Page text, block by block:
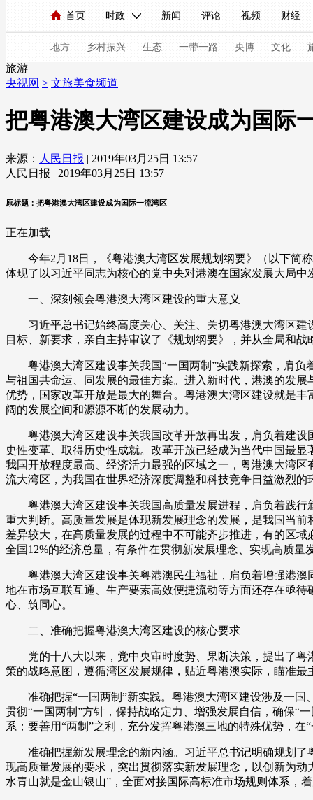
首页 时政 新闻 评论 视频 财经
人民领袖习近平 联播+ 中国领导人 央视快评 习
直播 栏目大全 节目单 听音 微视频
海外频道 iPanda English Монгол
地方 乡村振兴 生态 一带一路 央博 文化
新闻 国内 国际 评论
体育 直播 竞猜 2026年世界杯 2026年
VIP会员 CCTV奥林匹克频道 生活体育大会
财经 教育 乡村振兴 生态环境 一带一路
大国智造 大国展会 大国保险 云顶对话
CCTV.节目官网 直播 节目单 栏目 片库
旅游
央视网 > 文旅美食频道
把粤港澳大湾区建设成为国际
来源： 人民日报 | 2019年03月25日 13:57
人民日报 | 2019年03月25日 13:57
原标题：把粤港澳大湾区建设成为国际一流湾区
正在加载
今年2月18日，《粤港澳大湾区发展规划纲要》（以下简称
体现了以习近平同志为核心的党中央对港澳在国家发展大局
一、深刻领会粤港澳大湾区建设的重大意义
习近平总书记始终高度关心、关注、关切粤港澳大湾区建
目标、新要求，亲自主持审议了《规划纲要》，并从全局和
粤港澳大湾区建设事关我国“一国两制”实践新探索，肩负
与祖国共命运、同发展的最佳方案。进入新时代，港澳的发
优势，国家改革开放是最大的舞台。粤港澳大湾区建设就是
阔的发展空间和源源不断的发展动力。
粤港澳大湾区建设事关我国改革开放再出发，肩负着建设
史性变革、取得历史性成就。改革开放已经成为当代中国最
我国开放程度最高、经济活力最强的区域之一，粤港澳大湾
流大湾区，为我国在世界经济深度调整和科技竞争日益激烈
粤港澳大湾区建设事关我国高质量发展进程，肩负着践行
重大判断。高质量发展是体现新发展理念的发展，是我国当
差异较大，在高质量发展的过程中不可能齐步推进，有的区
全国12%的经济总量，有条件在贯彻新发展理念、实现高质
粤港澳大湾区建设事关粤港澳民生福祉，肩负着增强港澳
地在市场互联互通、生产要素高效便捷流动等方面还存在亟
心、筑同心。
二、准确把握粤港澳大湾区建设的核心要求
党的十八大以来，党中央审时度势、果断决策，提出了粤
策的战略意图，遵循湾区发展规律，贴近粤港澳实际，瞄准
准确把握“一国两制”新实践。粤港澳大湾区建设涉及一国
贯彻“一国两制”方针，保持战略定力、增强发展自信，确保“
系；要善用“两制”之利，充分发挥粤港澳三地的特殊优势，
准确把握新发展理念的新内涵。习近平总书记明确规划了
现高质量发展的要求，突出贯彻落实新发展理念，以创新为
水青山就是金山银山”，全面对接国际高标准市场规则体系，